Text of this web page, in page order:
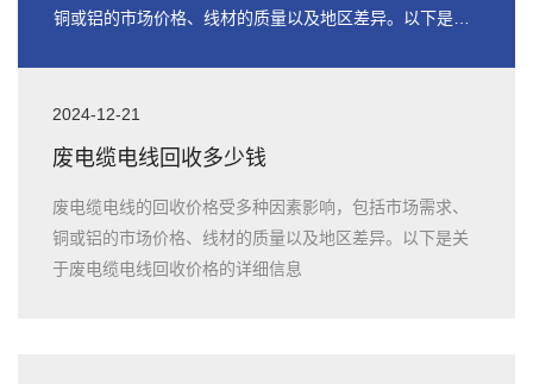
铜或铝的市场价格、线材的质量以及地区差异。以下是关
2024-12-21
废电缆电线回收多少钱
废电缆电线的回收价格受多种因素影响，包括市场需求、
铜或铝的市场价格、线材的质量以及地区差异。以下是关
于废电缆电线回收价格的详细信息